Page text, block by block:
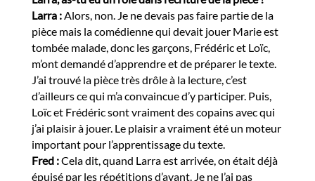
Larra :Alors, non. Je ne devais pas faire partie de la
pièce mais la comédienne qui devait jouer Marie est
tombée malade, donc les garçons, Frédéric et Loïc,
m’ont demandé d’apprendre et de préparer le texte.
J’ai trouvé la pièce très drôle à la lecture, c’est
d’ailleurs ce qui m’a convaincue d’y participer. Puis,
Loïc et Frédéric sont vraiment des copains avec qui
j’ai plaisir à jouer. Le plaisir a vraiment été un moteur
important pour l’apprentissage du texte.
Fred :Cela dit, quand Larra est arrivée, on était déjà
épuisé par les répétitions d’avant. Je ne l’ai pas